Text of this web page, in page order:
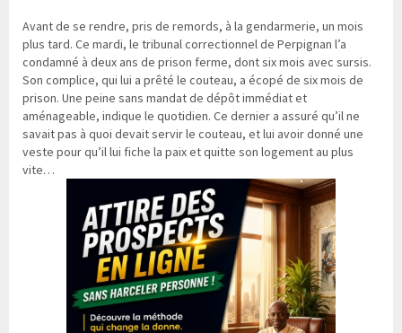
Avant de se rendre, pris de remords, à la gendarmerie, un mois
plus tard. Ce mardi, le tribunal correctionnel de Perpignan l’a
condamné à deux ans de prison ferme, dont six mois avec sursis.
Son complice, qui lui a prêté le couteau, a écopé de six mois de
prison. Une peine sans mandat de dépôt immédiat et
aménageable, indique le quotidien. Ce dernier a assuré qu’il ne
savait pas à quoi devait servir le couteau, et lui avoir donné une
veste pour qu’il lui fiche la paix et quitte son logement au plus
vite…